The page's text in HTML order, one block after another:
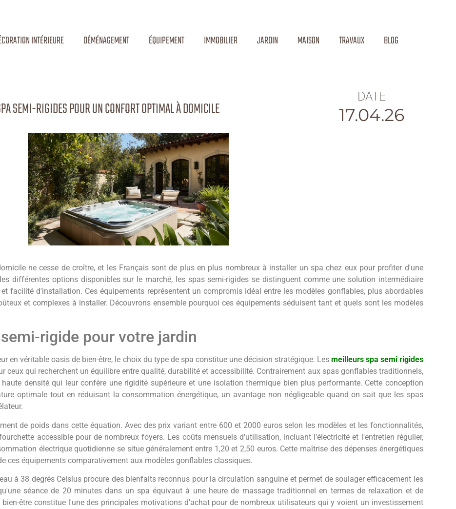
INTÉRIEURE DÉMÉNAGEMENT ÉQUIPEMENT IMMOBILIER JARDIN MAISON TRAVAUX BLOG
SEMI-RIGIDES POUR UN CONFORT OPTIMAL À DOMICILE
DATE
17.04.26
ne cesse de croître, et les Français sont de plus en plus nombreux à installer un spa chez eux pour profiter d'une
différentes options disponibles sur le marché, les spas semi-rigides se distinguent comme une solution intermédiaire
facilité d'installation. Ces équipements représentent un compromis idéal entre les modèles gonflables, plus abordables
et complexes à installer. Découvrons ensemble pourquoi ces équipements séduisent tant et quels sont les modèles
rigide pour votre jardin
en véritable oasis de bien-être, le choix du type de spa constitue une décision stratégique. Les meilleurs spa semi rigides
ceux qui recherchent un équilibre entre qualité, durabilité et accessibilité. Contrairement aux spas gonflables traditionnels,
densité qui leur confère une rigidité supérieure et une isolation thermique bien plus performante. Cette conception
optimale tout en réduisant la consommation énergétique, un avantage non négligeable quand on sait que les spas
de poids dans cette équation. Avec des prix variant entre 600 et 2000 euros selon les modèles et les fonctionnalités,
accessible pour de nombreux foyers. Les coûts mensuels d'utilisation, incluant l'électricité et l'entretien régulier,
électrique quotidienne se situe généralement entre 1,20 et 2,50 euros. Cette maîtrise des dépenses énergétiques
ces équipements comparativement aux modèles gonflables classiques.
à 38 degrés Celsius procure des bienfaits reconnus pour la circulation sanguine et permet de soulager efficacement les
séance de 20 minutes dans un spa équivaut à une heure de massage traditionnel en termes de relaxation et de
être constitue l'une des principales motivations d'achat pour de nombreux utilisateurs qui y voient un investissement